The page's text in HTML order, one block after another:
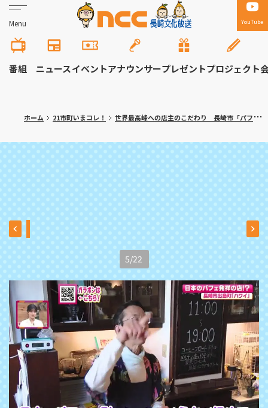
Menu YouTube
番組 ニュースイベントアナウンサープレゼントプロジェクト
ホーム 21市町いまコレ！ 世界最高峰への店主のこだわり 長崎市「パフェとグラタン専門店ハワイ」
5/22